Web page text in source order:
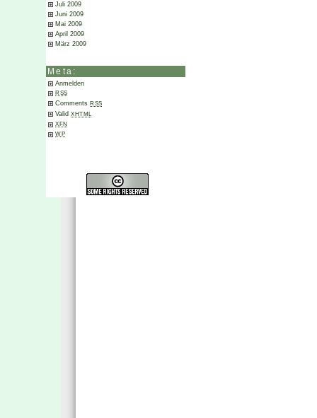
Juli 2009
Juni 2009
Mai 2009
April 2009
März 2009
Meta:
Anmelden
RSS
Comments RSS
Valid XHTML
XFN
WP